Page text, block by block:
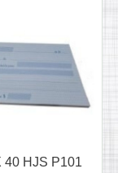
40 HJS P101